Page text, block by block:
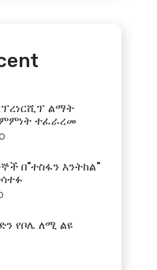
ልማት
ተፈራረመ
በ"ተስፋን እንትከል"
የቦሌ ለሚ ልዩ